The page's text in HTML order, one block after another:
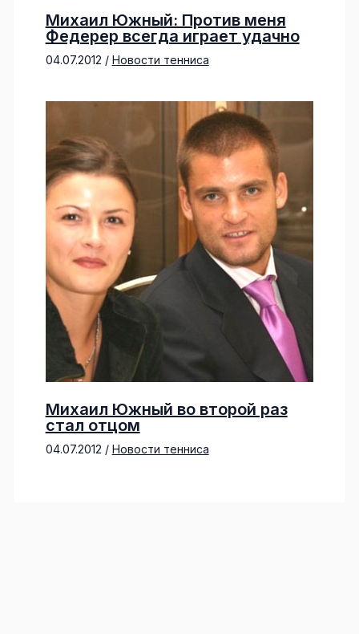
Михаил Южный: Против меня
Федерер всегда играет удачно
04.07.2012 / Новости тенниса
Михаил Южный во второй раз
стал отцом
04.07.2012 / Новости тенниса